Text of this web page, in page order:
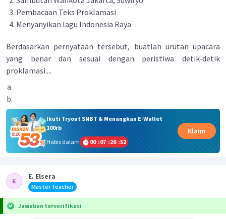
Pembacaan Teks Proklamasi
Menyanyikan lagu Indonesia Raya
Berdasarkan pernyataan tersebut, buatlah urutan upacara
yang benar dan sesuai dengan peristiwa detik-detik
proklamasi....
Ikuti Tryout SNBT & Menangkan E-Wallet
100rb
Habis dalam
00 :07 :26 :52
Klaim
E. Elsera
Master Teacher
Jawaban terverifikasi